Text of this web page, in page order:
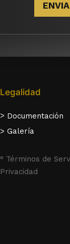
Legalidad
> Documentación
> Galería
° Términos de
Privacidad